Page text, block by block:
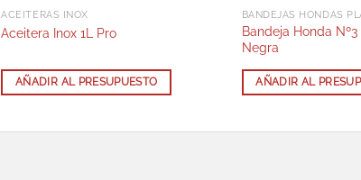
ACEITERAS INOX
Aceitera Inox 1L Pro
AÑADIR AL PRESUPUESTO
BANDEJAS HONDAS
Bandeja Honda
Negra
AÑADIR AL